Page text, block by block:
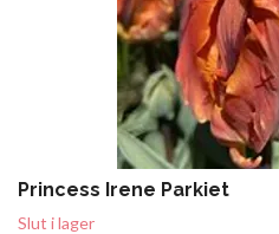
Princess Irene Parkiet
Slut i lager